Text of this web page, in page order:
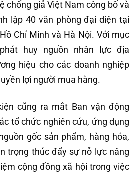
chống giả Việt Nam công bố và
lập 40 văn phòng đại diện tại
Chí Minh và Hà Nội. Với mục
huy nguồn nhân lực địa
hiệu cho các doanh nghiệp
lợi người mua hàng.
cũng ra mắt Ban vận động
tổ chức nghiên cứu, ứng dụng
gốc sản phẩm, hàng hóa,
trọng thúc đẩy sự nỗ lực nâng
cộng đồng xã hội trong việc